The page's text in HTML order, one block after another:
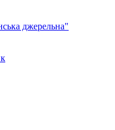
джерельна"